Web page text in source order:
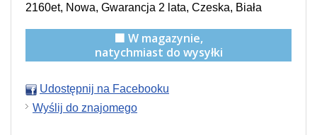
2160et, Nowa, Gwarancja 2 lata, Czeska, Biała
🟩 W magazynie,
natychmiast do wysyłki
Udostępnij na Facebooku
Wyślij do znajomego